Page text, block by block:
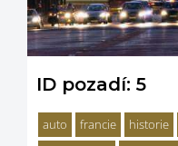
ID pozadí: 5
auto francie historie